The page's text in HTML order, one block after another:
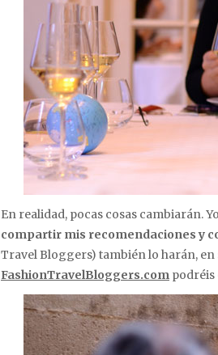
En realidad, pocas cosas cambiarán.
compartir mis recomendaciones y
Travel Bloggers) también lo harán,
FashionTravelBloggers.com podréis